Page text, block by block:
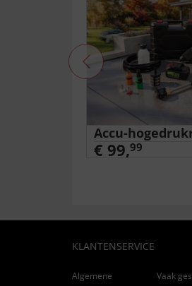
Accu-
€ 99,99
KLANTENSERVICE
Algemene
Vaak